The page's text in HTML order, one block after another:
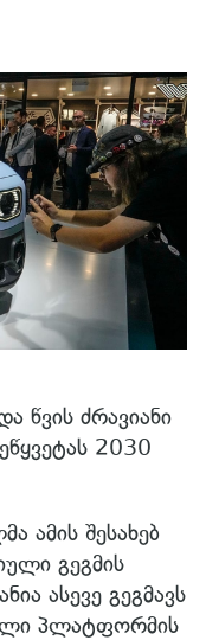
წვის ძრავიანი
2030
ამის შესახებ
გეგმის
ასევე გეგმავს
პლატფორმის